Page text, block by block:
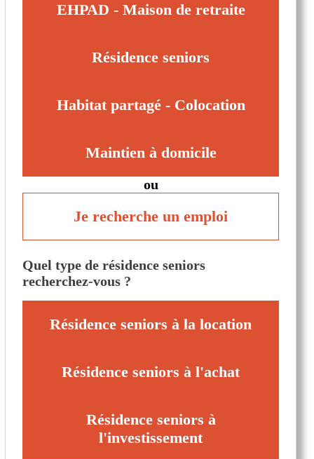
EHPAD - Maison de retraite
Résidence seniors
Habitat partagé - Colocation
Maintien à domicile
ou
Je recherche un emploi
Quel type de résidence seniors
recherchez-vous ?
Résidence seniors à la location
Résidence seniors à l'achat
Résidence seniors à
l'investissement